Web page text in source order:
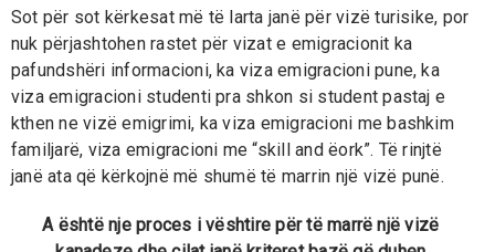
Sot për sot kërkesat më të larta janë për vizë turisike, por
nuk përjashtohen rastet për vizat e emigracionit ka
pafundshëri informacioni, ka viza emigracioni pune, ka
viza emigracioni studenti pra shkon si student pastaj e
kthen ne vizë emigrimi, ka viza emigracioni me bashkim
familjarë, viza emigracioni me “skill and ëork”. Të rinjtë
janë ata që kërkojnë më shumë të marrin një vizë punë.
A është nje proces i vështire për të marrë një vizë